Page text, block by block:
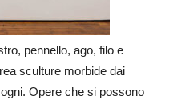
pennello, ago, filo e
sculture morbide dai
Opere che si possono